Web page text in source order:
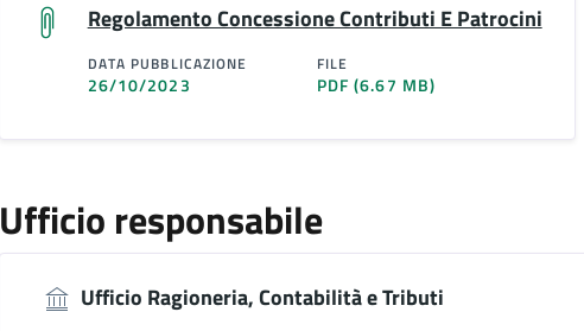
Regolamento Concessione Contributi E Patrocini
DATA PUBBLICAZIONE
26/10/2023
FILE
PDF(6.67 MB)
Ufficio responsabile
Ufficio Ragioneria, Contabilità e Tributi